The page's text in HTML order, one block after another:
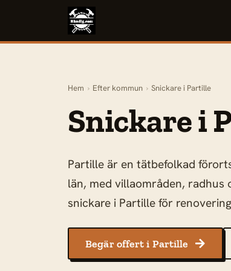
Hem › Efter kommun › Snickare i Partille
Snickare i
Partille är en tätbefolkad
län, med villaområden,
snickare i Partille för
Begär offert i Partille 